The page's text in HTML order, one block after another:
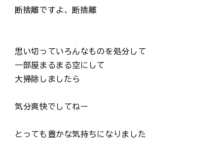
断捨離ですよ、断捨離
思い切っていろんなものを処分して
一部屋まるまる空にして
大掃除しましたら
気分爽快でしてねー
とっても豊かな気持ちになりました